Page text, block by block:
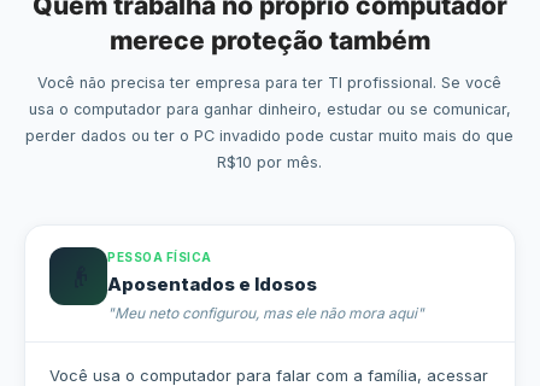
merece proteção também
Você não precisa ter empresa para ter TI profissional. Se você
usa o computador para ganhar dinheiro, estudar ou se comunicar,
perder dados ou ter o PC invadido pode custar muito mais do que
R$10 por mês.
PESSOA FÍSICA
Aposentados e Idosos
"Meu neto configurou, mas ele não mora aqui"
Você usa o computador para falar com a família, acessar